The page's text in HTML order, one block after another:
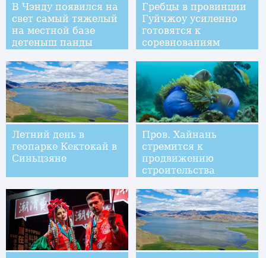
В Чэнду появился на
свет самый тяжелый
на местной базе
детеныш панды
Гребцы в провинции
Гуйчжоу усиленно
готовятся к
соревнованиям
Летний день в
геопарке Кектокай в
Синьцзяне
Пров. Хайнань
стремится к
продвижению
строительства
вблизи острова
Учжичжоу